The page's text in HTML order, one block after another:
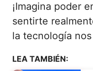
¡Imagina poder
sentirte
la tecnología
LEA TAMBIÉN: